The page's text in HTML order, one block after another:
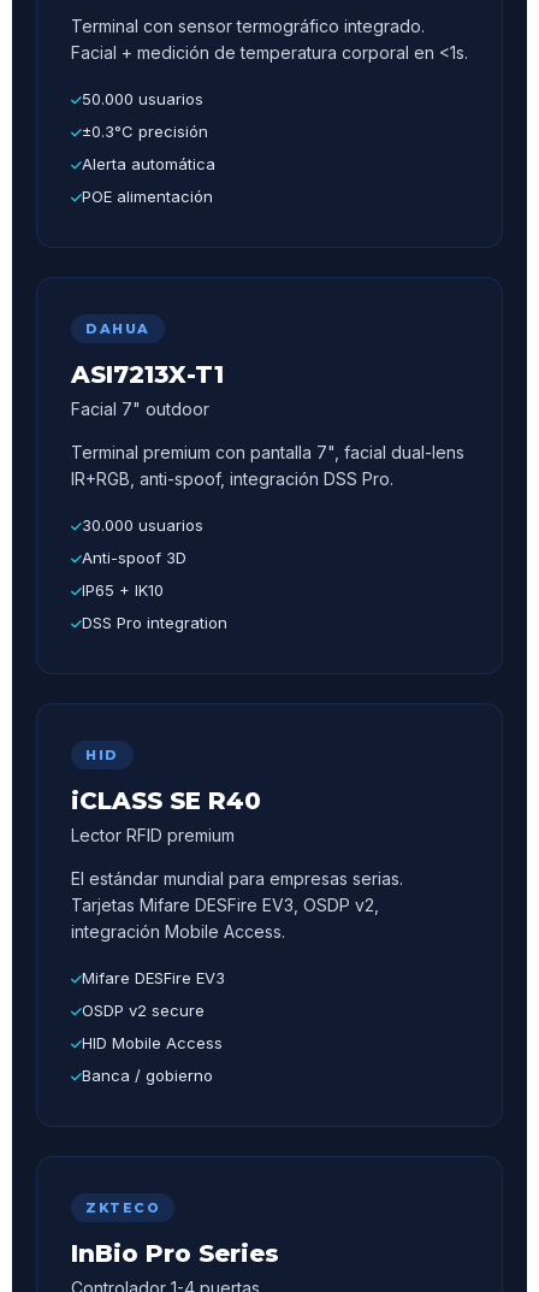
Terminal con sensor termográfico integrado.
Facial + medición de temperatura corporal en <1s.
50.000 usuarios
±0.3°C precisión
Alerta automática
POE alimentación
DAHUA
ASI7213X-T1
Facial 7" outdoor
Terminal premium con pantalla 7", facial dual-lens
IR+RGB, anti-spoof, integración DSS Pro.
30.000 usuarios
Anti-spoof 3D
IP65 + IK10
DSS Pro integration
HID
iCLASS SE R40
Lector RFID premium
El estándar mundial para empresas serias.
Tarjetas Mifare DESFire EV3, OSDP v2,
integración Mobile Access.
Mifare DESFire EV3
OSDP v2 secure
HID Mobile Access
Banca / gobierno
ZKTECO
InBio Pro Series
Controlador 1-4 puertas